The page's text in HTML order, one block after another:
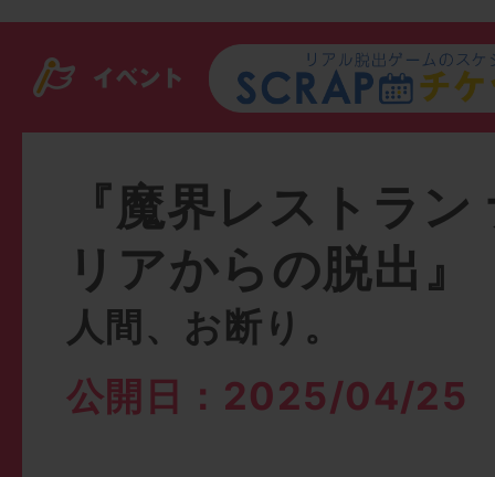
『魔界レストラ
リアからの脱出』
人間、お断り。
公開日：2025/04/25